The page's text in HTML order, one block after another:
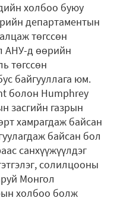
холбоо буюу
департаментын
төгссөн
АНУ-д өөрийн
төгссөн
байгууллага юм.
болон Humphrey
засгийн газрын
хамрагдаж байсан
байсан бол
санхүүжүүлдэг
солилцооны
Монгол
холбоо болж